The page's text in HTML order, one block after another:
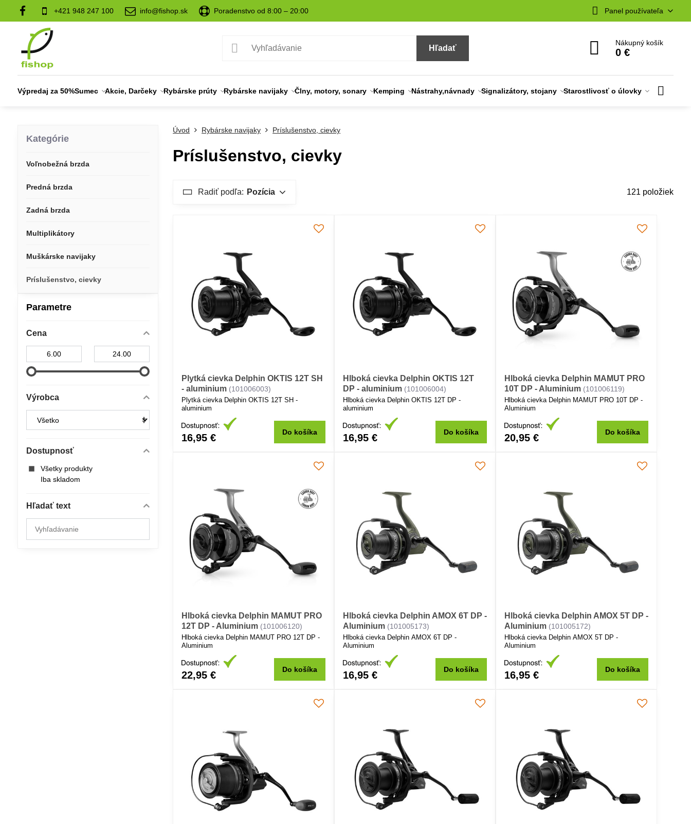
+421 948 247 100 info@fishop.sk Poradenstvo od 8:00 – 20:00 Panel používateľa
Hľadať
Nákupný košík
0 €
Výpredaj za 50%Sumec Akcie, Darčeky Rybárske prúty Rybárske navijaky Člny, motory, sonary Kemping Nástrahy,návnady Signalizátory, stojany Starostlivosť o úlovky
Úvod Rybárske navijaky Príslušenstvo, cievky
Príslušenstvo, cievky
Radiť podľa: Pozícia 121 položiek
Plytká cievka Delphin OKTIS 12T SH
- aluminium (101006003)
Plytká cievka Delphin OKTIS 12T SH -
aluminium
16,95 € Do košíka
Hlboká cievka Delphin OKTIS 12T
DP - aluminium (101006004)
Hlboká cievka Delphin OKTIS 12T DP -
aluminium
16,95 € Do košíka
Hlboká cievka Delphin MAMUT PRO
10T DP - Aluminium (101006119)
Hlboká cievka Delphin MAMUT PRO 10T DP -
Aluminium
20,95 € Do košíka
Hlboká cievka Delphin MAMUT PRO
12T DP - Aluminium (101006120)
Hlboká cievka Delphin MAMUT PRO 12T DP -
Aluminium
22,95 € Do košíka
Hlboká cievka Delphin AMOX 6T DP -
Aluminium (101005173)
Hlboká cievka Delphin AMOX 6T DP -
Aluminium
16,95 € Do košíka
Hlboká cievka Delphin AMOX 5T DP -
Aluminium (101005172)
Hlboká cievka Delphin AMOX 5T DP -
Aluminium
16,95 € Do košíka
Parametre
Cena
Výrobca
Dostupnosť
Všetky produkty
Iba skladom
Hľadať text
výsledky
Kategórie
Voľnobežná brzda
Predná brzda
Zadná brzda
Multiplikátory
Muškárske navijaky
Príslušenstvo, cievky